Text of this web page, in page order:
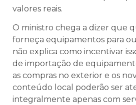
valores reais.
O ministro chega a dizer que
forneça equipamentos para
não explica como incentivar
de importação de
as compras no exterior e os
conteúdo local poderão ser
integralmente apenas com